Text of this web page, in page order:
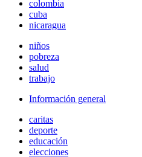
colombia
cuba
nicaragua
niños
pobreza
salud
trabajo
Información general
caritas
deporte
educación
elecciones